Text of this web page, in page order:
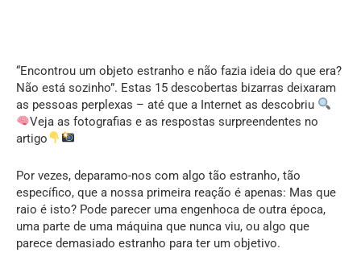
“Encontrou um objeto estranho e não fazia ideia do que era?
Não está sozinho”. Estas 15 descobertas bizarras deixaram
as pessoas perplexas – até que a Internet as descobriu
Veja as fotografias e as respostas surpreendentes no
artigo
Por vezes, deparamo-nos com algo tão estranho, tão
específico, que a nossa primeira reação é apenas: Mas que
raio é isto? Pode parecer uma engenhoca de outra época,
uma parte de uma máquina que nunca viu, ou algo que
parece demasiado estranho para ter um objetivo.